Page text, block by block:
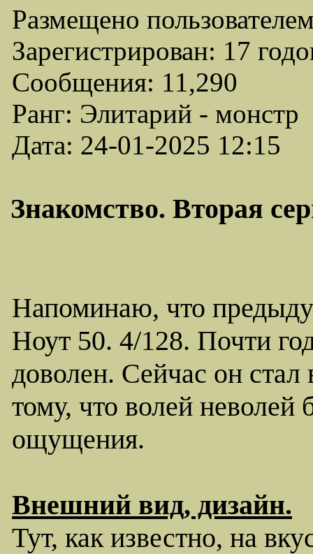
Размещено
Зарегистрирован: 17
Сообщения: 11,290
Ранг: Элитарий - монстр
Дата: 24-01-2025 12:15
Знакомство. Вторая
Напоминаю, что
Ноут 50. 4/128. Почти
доволен. Сейчас он
тому, что волей неволей
ощущения.
Внешний вид, дизайн.
Тут, как известно, на